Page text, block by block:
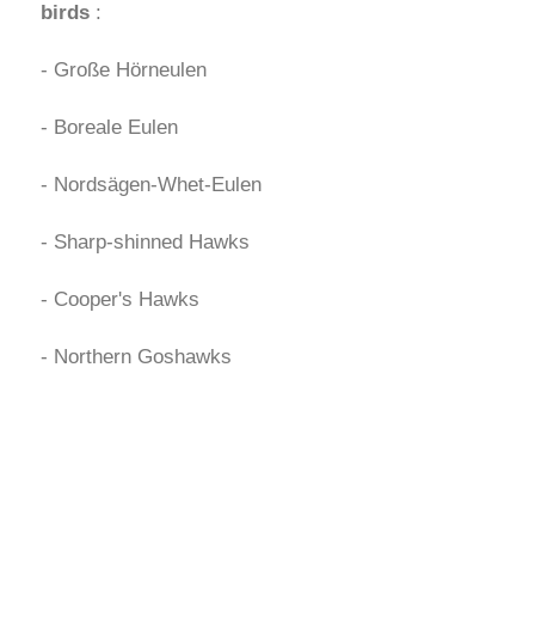
birds :
- Große Hörneulen
- Boreale Eulen
- Nordsägen-Whet-Eulen
- Sharp-shinned Hawks
- Cooper's Hawks
- Northern Goshawks